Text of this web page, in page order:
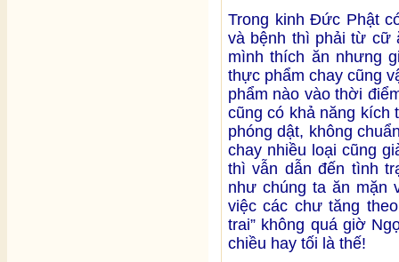
Trong kinh Đức Phật
và bệnh thì phải từ cữ
mình thích ăn nhưng
thực phẩm chay cũng
phẩm nào vào thời
cũng có khả năng kích
phóng dật, không
chay nhiều loại cũng
thì vẫn dẫn đến tình
như chúng ta ăn mặn
việc các chư tăng
trai” không quá giờ
chiều hay tối là thế!